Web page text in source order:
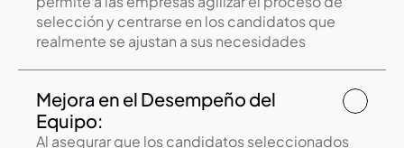
selección y centrarse en los candidatos que
realmente se ajustan a sus necesidades
Mejora en el Desempeño del
Equipo:
Al asegurar que los candidatos seleccionados